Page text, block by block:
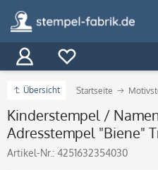
Übersicht Startseite
Kinderstempel /
Adresstempel "Biene"
Artikel-Nr.: 4251632354030